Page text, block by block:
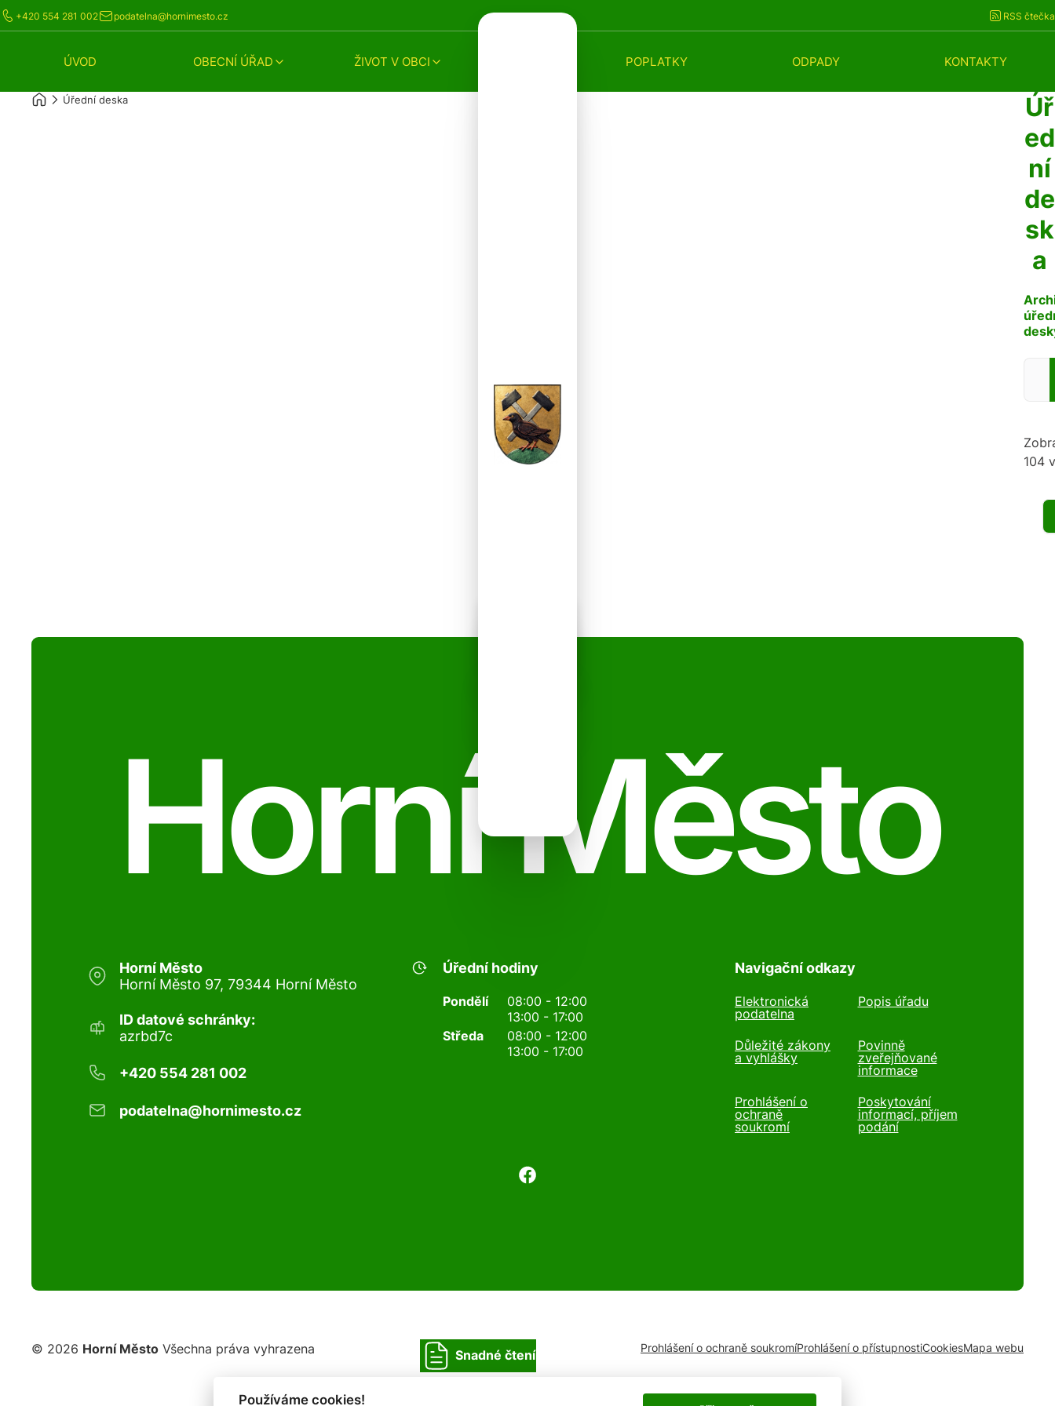
+420 554 281 002 podatelna@hornimesto.cz RSS čtečka
ÚVOD OBECNÍ ÚŘAD ŽIVOT V OBCI POPLATKY ODPADY KONTAKTY
Úřední deska
Úř
ed
ní
de
sk
a
104
Horní Město
Horní Město
Horní Město 97, 79344 Horní Město
ID datové schránky:
azrbd7c
+420 554 281 002
podatelna@hornimesto.cz
Úřední hodiny
Pondělí
08:00 - 12:00
13:00 - 17:00
Středa
08:00 - 12:00
13:00 - 17:00
Navigační odkazy
Elektronická
podatelna
Popis úřadu
Důležité zákony
a vyhlášky
Povinně
zveřejňované
informace
Prohlášení o
ochraně
soukromí
Poskytování
informací, příjem
podání
© 2026 Horní Město Všechna práva vyhrazena Snadné čtení Prohlášení o ochraně soukromíProhlášení o přístupnostiCookiesMapa webu
Používáme cookies!